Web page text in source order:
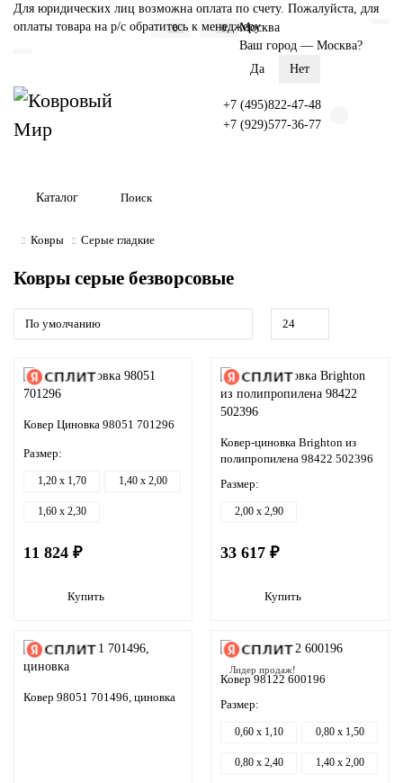
Для юридических лиц возможна оплата по счету. Пожалуйста, для
оплаты товара на р/с обратитесь к менеджеру
0 0
Москва
Ваш город — Москва?
+7 (495)822-47-48
+7 (929)577-36-77
Каталог
Ковры Серые гладкие
Ковры серые безворсовые
Ковер Циновка 98051 701296
Размер:
1,20 x 1,70 1,40 x 2,00
1,60 x 2,30
11 824 ₽
Купить
Ковер-циновка Brighton из
полипропилена 98422 502396
Размер:
2,00 x 2,90
33 617 ₽
Купить
Ковер 98051 701496, циновка
Лидер продаж!
Ковер 98122 600196
Размер:
0,60 x 1,10 0,80 x 1,50
0,80 x 2,40 1,40 x 2,00